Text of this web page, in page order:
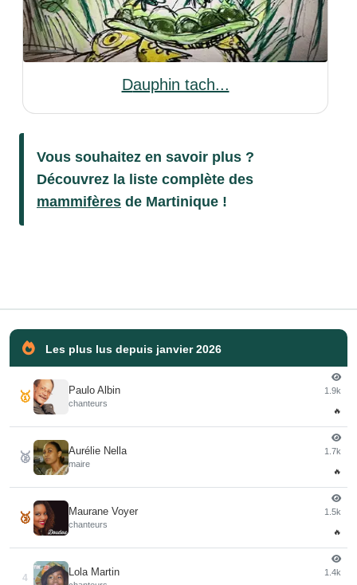
Dauphin tach...
Vous souhaitez en savoir plus ?
Découvrez la liste complète des
mammifères de Martinique !
Les plus lus depuis janvier 2026
🥇 Paulo Albin
chanteurs
1.9k
🔥
🥈 Aurélie Nella
maire
1.7k
🔥
🥉 Maurane Voyer
chanteurs
1.5k
🔥
4
Lola Martin 1.4k